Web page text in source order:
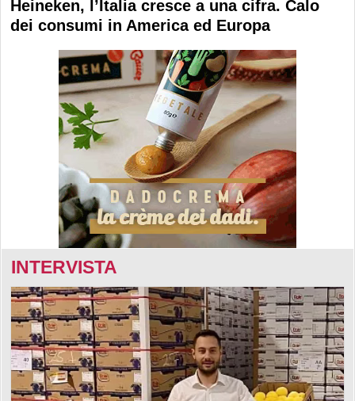
Heineken, l’Italia cresce a una cifra. Calo
dei consumi in America ed Europa
INTERVISTA